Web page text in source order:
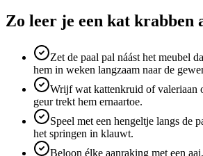
Zo leer je een kat krabben
Zet de paal pal náást het meubel
hem in weken langzaam naar de
Wrijf wat kattenkruid of valeriaan
geur trekt hem ernaartoe.
Speel met een hengeltje langs de
het springen in klauwt.
Beloon élke aanraking met een